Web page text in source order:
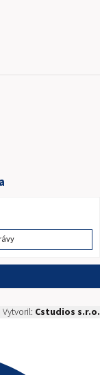
Vytvoril: Cstudios s.r.o.